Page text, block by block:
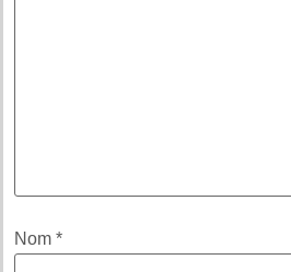
Nom *